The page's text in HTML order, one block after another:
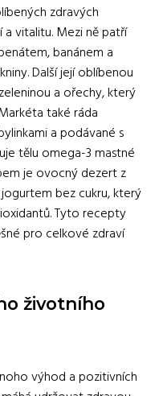
zdravých
vitalitu. Mezi ně patří
banánem a
Další její oblíbenou
a ořechy, který
také ráda
a podávané s
tělu omega-3 mastné
je ovocný dezert z
bez cukru, který
Tyto recepty
pro celkové zdraví
životního
výhod a pozitivních